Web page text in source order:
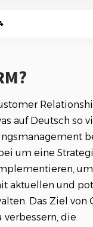
CRM?
bei der
auf Deutsch so
um eine
aktuellen und
Das Ziel von
verbessern, die